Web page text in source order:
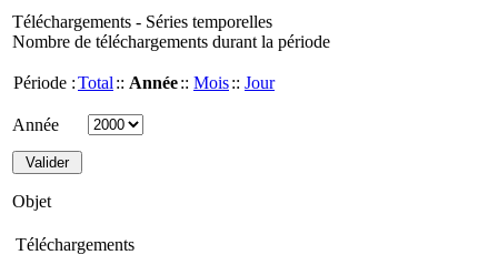
Téléchargements - Séries temporelles
Nombre de téléchargements durant la période
Période :Total :: Année:: Mois:: Jour
Année
Objet
Téléchargements